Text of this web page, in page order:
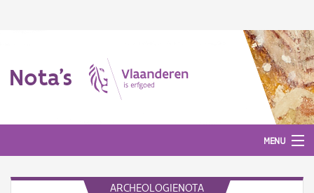
Nota's
MENU
ARCHEOLOGIENOTA